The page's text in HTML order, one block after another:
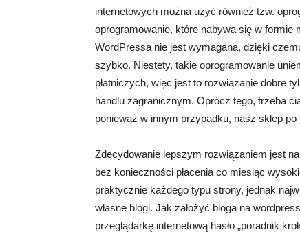
internetowych można użyć również tzw.
oprogramowanie, które nabywa się w
WordPressa nie jest wymagana, dzięki
szybko. Niestety, takie oprogramowanie
płatniczych, więc jest to rozwiązanie dobre
handlu zagranicznym. Oprócz tego, trzeba
ponieważ w innym przypadku, nasz sklep po
Zdecydowanie lepszym rozwiązaniem jest
bez konieczności płacenia co miesiąc
praktycznie każdego typu strony, jednak
własne blogi. Jak założyć bloga na
przeglądarkę internetową hasło „poradnik